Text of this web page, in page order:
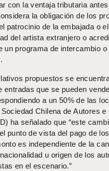
con la ventaja tributaria antes
la obligación de los
patrocinio de la embajada o el
del artista extranjero o
un programa de intercambio o
propuestos se
entradas que se pueden
a un 50% de las
Chilena de Autores e
ha señalado que “este
punto de vista del pago de los
es independiente de la
u origen de los
en el escenario.”